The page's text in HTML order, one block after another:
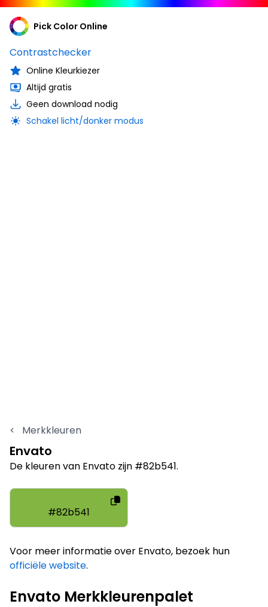
Pick Color Online
Contrastchecker
Online Kleurkiezer
Altijd gratis
Geen download nodig
Schakel licht/donker modus
< Merkkleuren
Envato
De kleuren van Envato zijn #82b541.
#82b541
Voor meer informatie over Envato, bezoek hun
officiële website.
Envato Merkkleurenpalet